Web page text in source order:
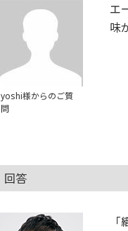
yoshi様からのご質
問
エ
味
回答